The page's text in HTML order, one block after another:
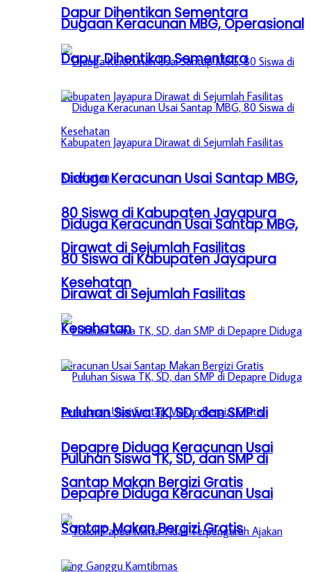
Dapur Dihentikan Sementara
Diduga Keracunan Usai Santap MBG,
80 Siswa di Kabupaten Jayapura
Dirawat di Sejumlah Fasilitas
Kesehatan
Puluhan Siswa TK, SD, dan SMP di
Depapre Diduga Keracunan Usai
Santap Makan Bergizi Gratis
Dugaan Keracunan MBG, Operasional
Dapur Dihentikan Sementara
Diduga Keracunan Usai Santap MBG,
80 Siswa di Kabupaten Jayapura
Dirawat di Sejumlah Fasilitas
Kesehatan
Puluhan Siswa TK, SD, dan SMP di
Depapre Diduga Keracunan Usai
Santap Makan Bergizi Gratis